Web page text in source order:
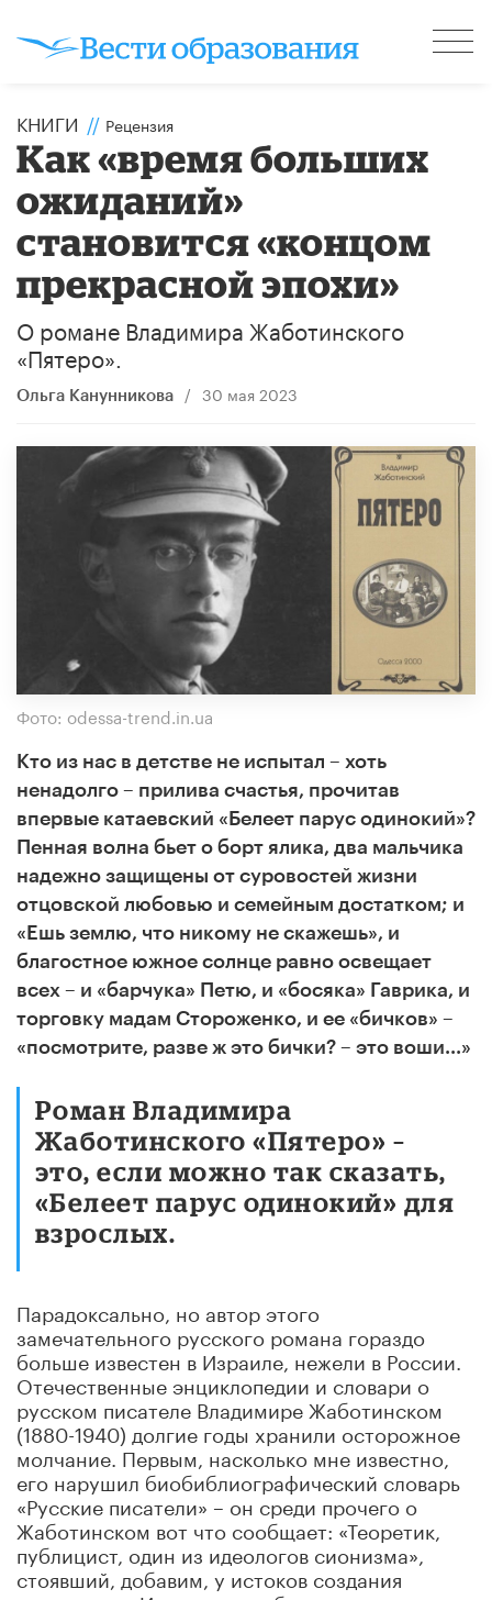
КНИГИ // Рецензия
Как «время больших
ожиданий»
становится «концом
прекрасной эпохи»
О романе Владимира Жаботинского
«Пятеро».
Ольга Канунникова / 30 мая 2023
Фото: odessa-trend.in.ua
Кто из нас в детстве не испытал – хоть
ненадолго – прилива счастья, прочитав
впервые катаевский «Белеет парус одинокий»?
Пенная волна бьет о борт ялика, два мальчика
надежно защищены от суровостей жизни
отцовской любовью и семейным достатком; и
«Ешь землю, что никому не скажешь», и
благостное южное солнце равно освещает
всех – и «барчука» Петю, и «босяка» Гаврика, и
торговку мадам Стороженко, и ее «бичков» –
«посмотрите, разве ж это бички? – это воши...»
Роман Владимира
Жаботинского «Пятеро» –
это, если можно так сказать,
«Белеет парус одинокий» для
взрослых.
Парадоксально, но автор этого
замечательного русского романа гораздо
больше известен в Израиле, нежели в России.
Отечественные энциклопедии и словари о
русском писателе Владимире Жаботинском
(1880-1940) долгие годы хранили осторожное
молчание. Первым, насколько мне известно,
его нарушил биобиблиографический словарь
«Русские писатели» – он среди прочего о
Жаботинском вот что сообщает: «Теоретик,
публицист, один из идеологов сионизма»,
стоявший, добавим, у истоков создания